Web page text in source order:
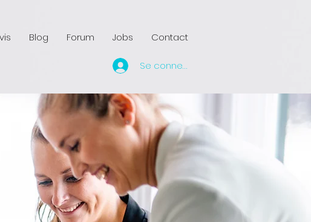
Blog Forum Jobs Contact
Se connecter